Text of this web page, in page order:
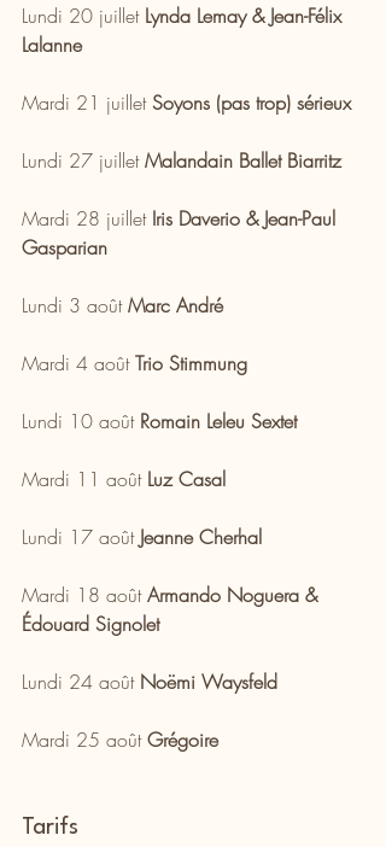
Lundi 20 juillet Lynda Lemay & Jean-Félix
Lalanne
Mardi 21 juillet Soyons (pas trop) sérieux
Lundi 27 juillet Malandain Ballet Biarritz
Mardi 28 juillet Iris Daverio & Jean-Paul
Gasparian
Lundi 3 août Marc André
Mardi 4 août Trio Stimmung
Lundi 10 août Romain Leleu Sextet
Mardi 11 août Luz Casal
Lundi 17 août Jeanne Cherhal
Mardi 18 août Armando Noguera &
Édouard Signolet
Lundi 24 août Noëmi Waysfeld
Mardi 25 août Grégoire
Tarifs